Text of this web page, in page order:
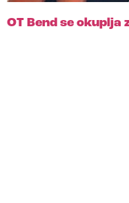
OT Bend se okuplja